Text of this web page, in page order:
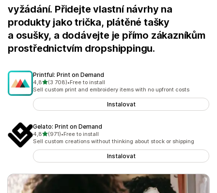
vyžádání. Přidejte vlastní návrhy na
produkty jako trička, plátěné tašky
a osušky, a dodávejte je přímo zákazníkům
prostřednictvím dropshippingu.
Printful: Print on Demand
4,8z 5 hvězd
(3 708)
Celkový počet recenzí: 3708
•Free to install
Sell custom print and embroidery items with no upfront costs
Instalovat
Gelato: Print on Demand
4,8z 5 hvězd
(971)
Celkový počet recenzí: 971
•Free to install
Sell custom creations without thinking about stock or shipping
Instalovat